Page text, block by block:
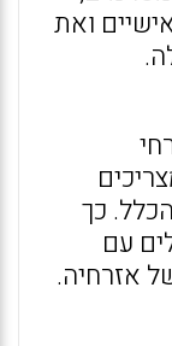
ואת
כך
עם
אזרחיה.